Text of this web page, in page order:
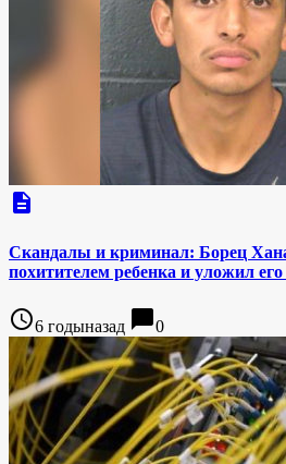
description
Скандалы и криминал: Борец
похитителем ребенка и уложил
access_time6 годыназад chat_bubble0